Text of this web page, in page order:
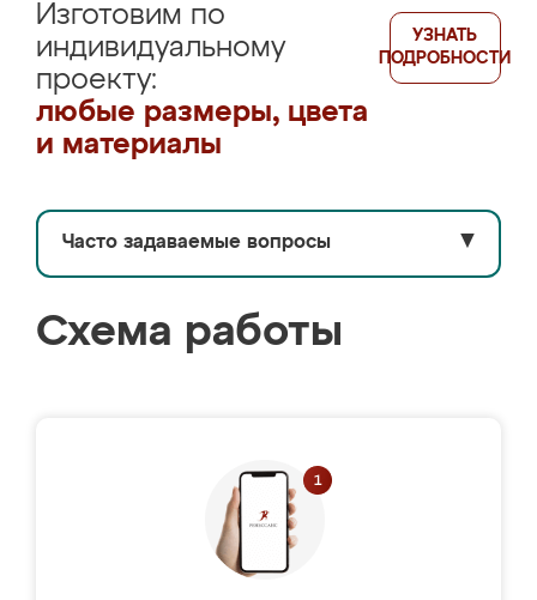
Изготовим по
индивидуальному
проекту:
любые размеры, цвета
и материалы
УЗНАТЬ
ПОДРОБНОСТИ
Часто задаваемые вопросы ▼
Схема работы